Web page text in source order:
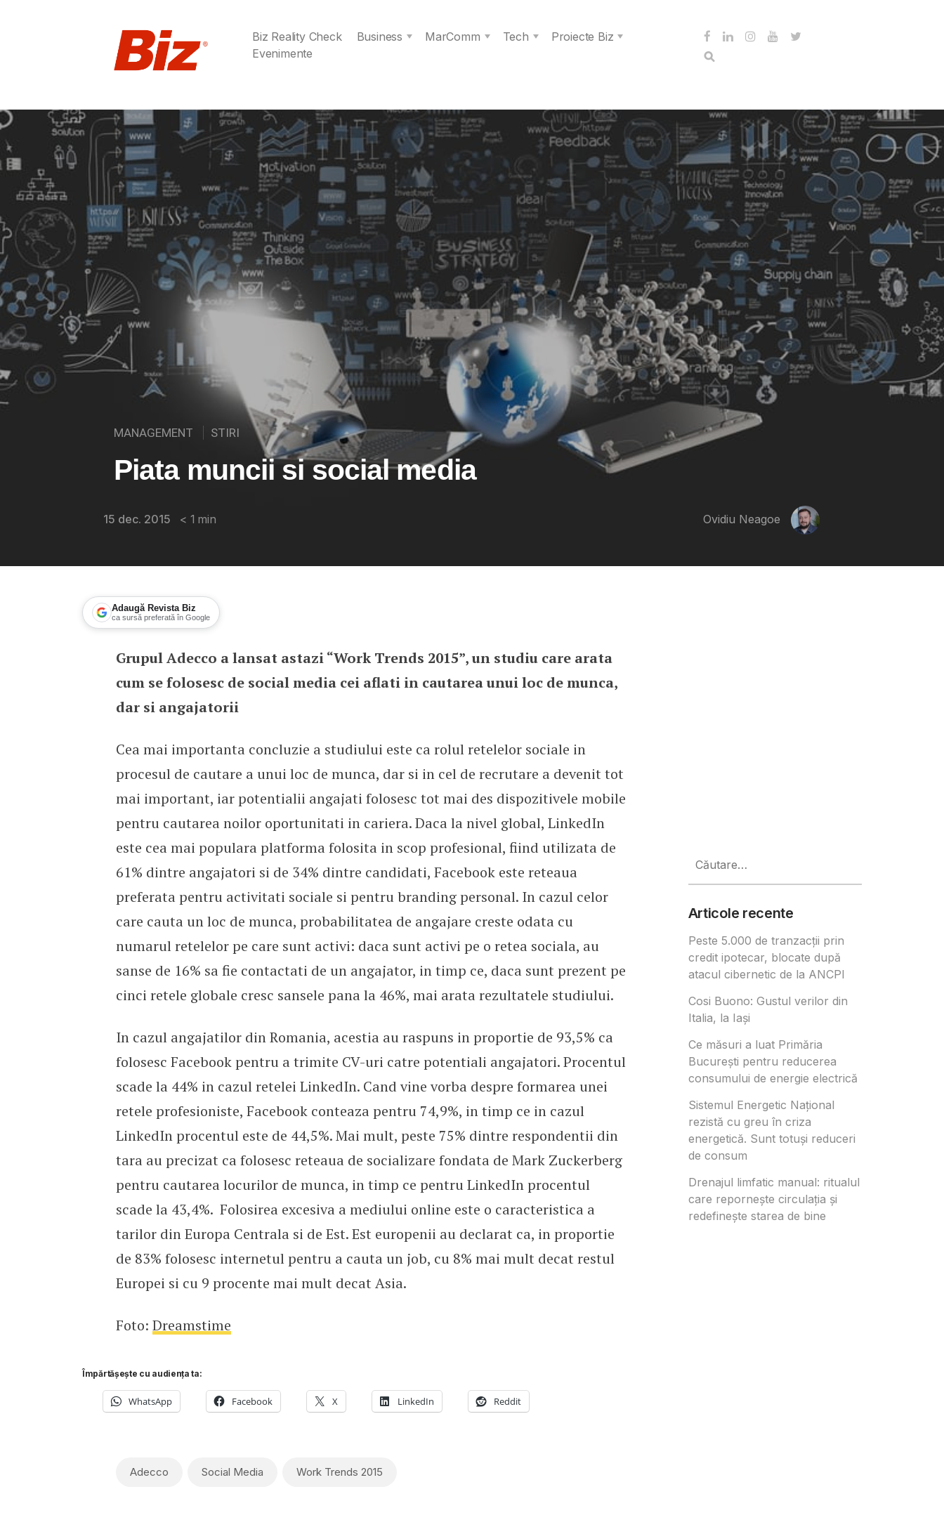
Biz Reality Check Business MarComm Tech
Proiecte Biz
Evenimente
MANAGEMENT STIRI
Piata muncii si social media
15 dec. 2015 < 1 min Ovidiu Neagoe
Adaugă Revista Biz
ca sursă preferată în Google
Piata muncii si social media
Grupul Adecco a lansat astazi “Work Trends 2015”, un studiu care arata
cum se folosesc de social media cei aflati in cautarea unui loc de munca,
dar si angajatorii
Cea mai importanta concluzie a studiului este ca rolul retelelor sociale in
procesul de cautare a unui loc de munca, dar si in cel de recrutare a devenit tot
mai important, iar potentialii angajati folosesc tot mai des dispozitivele mobile
pentru cautarea noilor oportunitati in cariera. Daca la nivel global, LinkedIn
este cea mai populara platforma folosita in scop profesional, fiind utilizata de
61% dintre angajatori si de 34% dintre candidati, Facebook este reteaua
preferata pentru activitati sociale si pentru branding personal. In cazul celor
care cauta un loc de munca, probabilitatea de angajare creste odata cu
numarul retelelor pe care sunt activi: daca sunt activi pe o retea sociala, au
sanse de 16% sa fie contactati de un angajator, in timp ce, daca sunt prezent pe
cinci retele globale cresc sansele pana la 46%, mai arata rezultatele studiului.
In cazul angajatilor din Romania, acestia au raspuns in proportie de 93,5% ca
folosesc Facebook pentru a trimite CV-uri catre potentiali angajatori. Procentul
scade la 44% in cazul retelei LinkedIn. Cand vine vorba despre formarea unei
retele profesioniste, Facebook conteaza pentru 74,9%, in timp ce in cazul
LinkedIn procentul este de 44,5%. Mai mult, peste 75% dintre respondentii din
tara au precizat ca folosesc reteaua de socializare fondata de Mark Zuckerberg
pentru cautarea locurilor de munca, in timp ce pentru LinkedIn procentul
scade la 43,4%. Folosirea excesiva a mediului online este o caracteristica a
tarilor din Europa Centrala si de Est. Est europenii au declarat ca, in proportie
de 83% folosesc internetul pentru a cauta un job, cu 8% mai mult decat restul
Europei si cu 9 procente mai mult decat Asia.
Foto: Dreamstime
Împărtășește cu audiența ta:
WhatsApp Facebook X LinkedIn Reddit
Adecco Social Media Work Trends 2015
după:
Articole recente
Peste 5.000 de tranzacții prin
credit ipotecar, blocate după
atacul cibernetic de la ANCPI
Cosi Buono: Gustul verilor din
Italia, la Iași
Ce măsuri a luat Primăria
București pentru reducerea
consumului de energie electrică
Sistemul Energetic Național
rezistă cu greu în criza
energetică. Sunt totuși reduceri
de consum
Drenajul limfatic manual: ritualul
care repornește circulația și
redefinește starea de bine